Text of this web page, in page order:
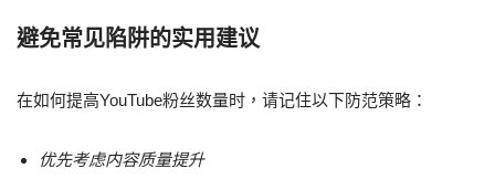
避免常见陷阱的实用建议
在如何提高YouTube粉丝数量时，请记住以下防范策略：
优先考虑内容质量提升